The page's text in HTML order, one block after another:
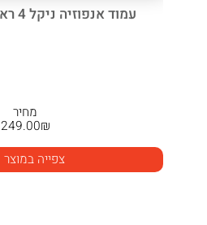
עמוד אנפוזיה ניקל 4 ראשיים 5 גלגלים
מחיר
₪
249.00
צפייה במוצר